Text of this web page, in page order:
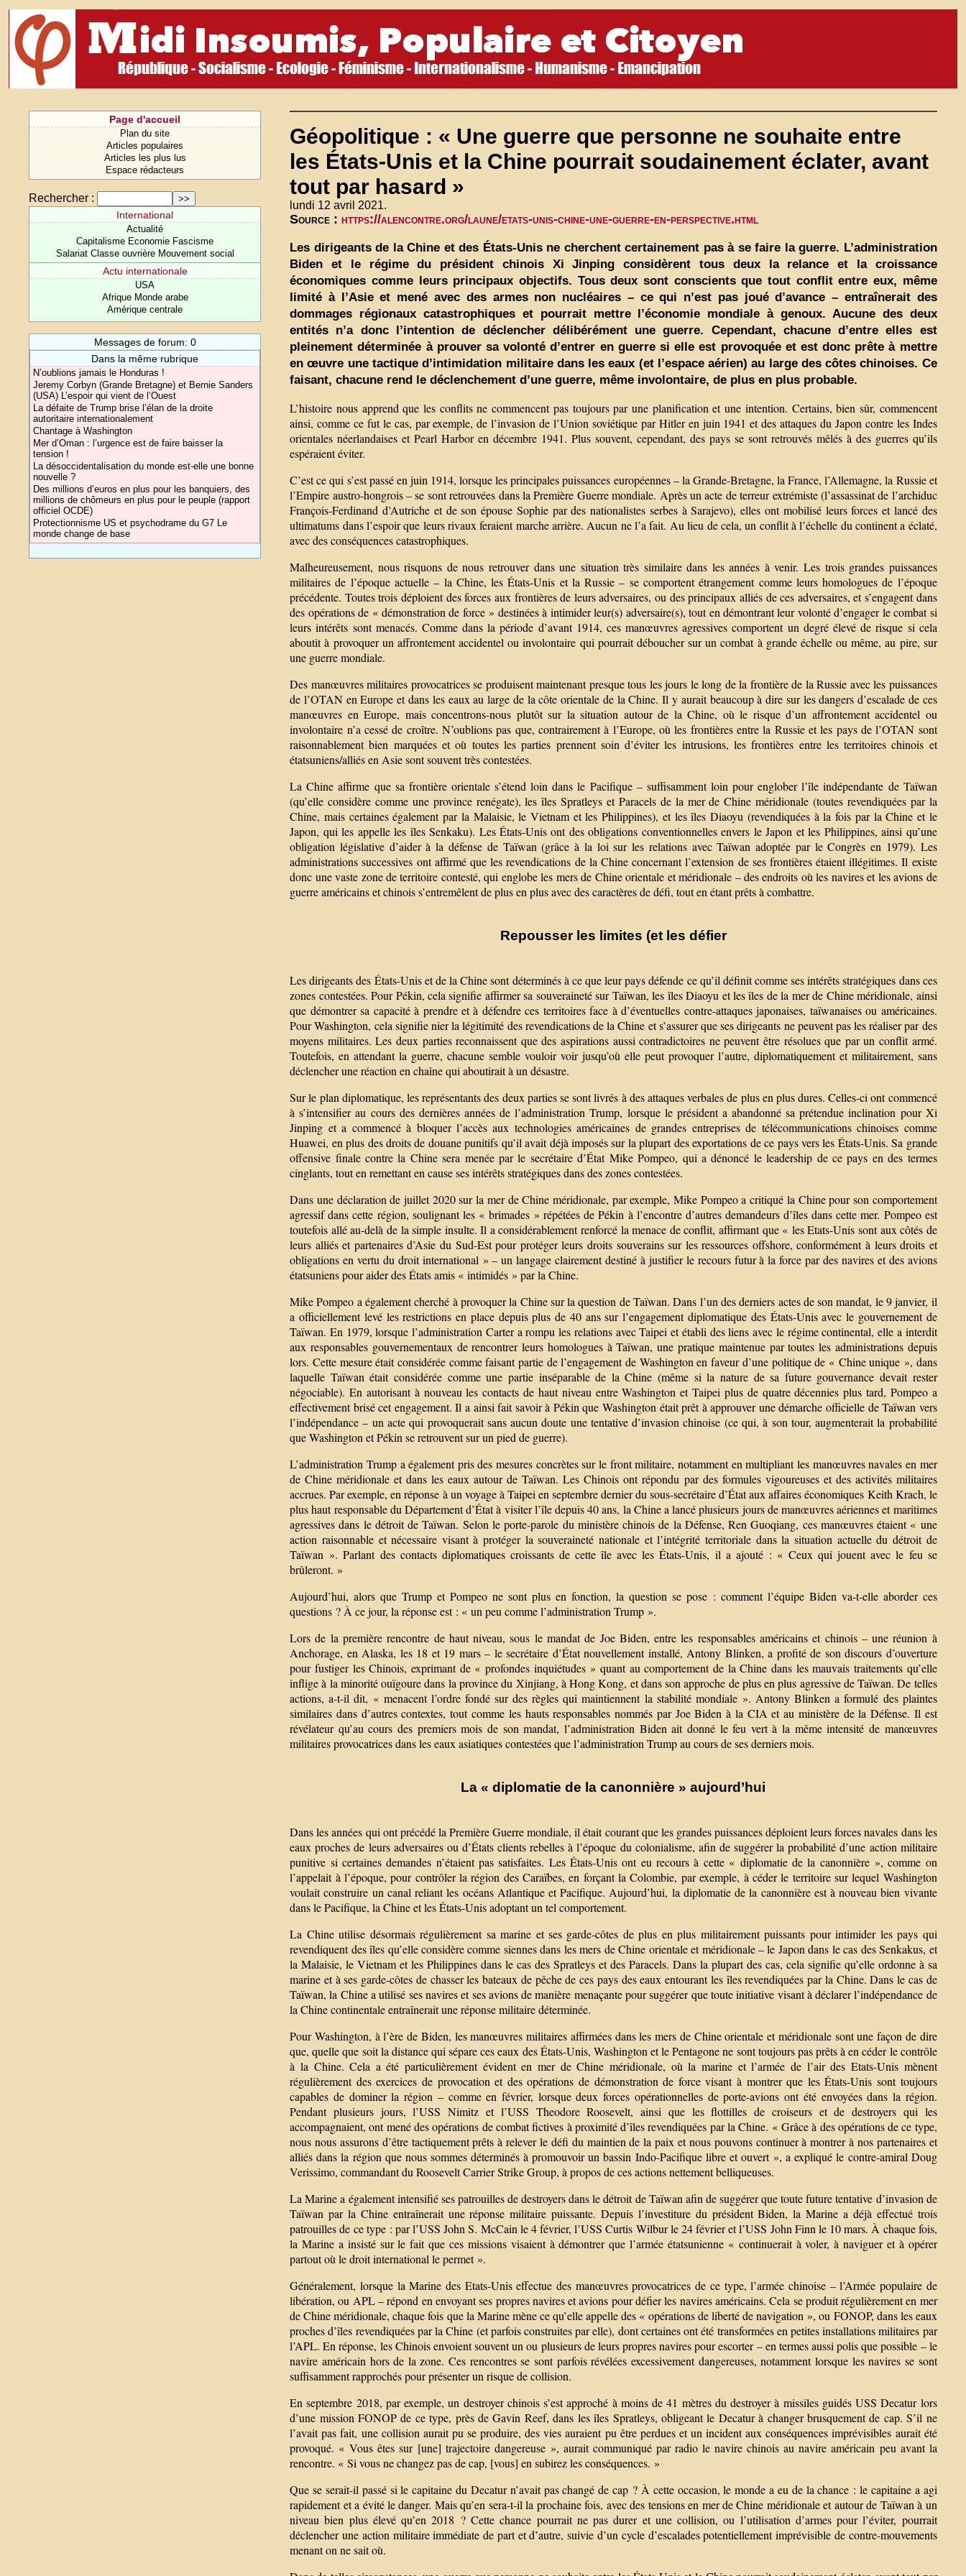
Page d'accueil
Plan du site
Articles populaires
Articles les plus lus
Espace rédacteurs
Rechercher :
International
Actualité
Capitalisme Economie Fascisme
Salariat Classe ouvrière Mouvement social
Actu internationale
USA
Afrique Monde arabe
Amérique centrale
Messages de forum: 0
Dans la même rubrique
N’oublions jamais le Honduras !
Jeremy Corbyn (Grande Bretagne) et Bernie Sanders
(USA) L’espoir qui vient de l’Ouest
La défaite de Trump brise l’élan de la droite
autoritaire internationalement
Chantage à Washington
Mer d’Oman : l’urgence est de faire baisser la
tension !
La désoccidentalisation du monde est-elle une bonne
nouvelle ?
Des millions d’euros en plus pour les banquiers, des
millions de chômeurs en plus pour le peuple (rapport
officiel OCDE)
Protectionnisme US et psychodrame du G7 Le
monde change de base
Géopolitique : « Une guerre que personne ne souhaite entre
les États-Unis et la Chine pourrait soudainement éclater, avant
tout par hasard »
lundi 12 avril 2021.
Source :https://alencontre.org/laune/etats-unis-chine-une-guerre-en-perspective.html
Les dirigeants de la Chine et des États-Unis ne cherchent certainement pas à se faire la guerre. L’administration
Biden et le régime du président chinois Xi Jinping considèrent tous deux la relance et la croissance
économiques comme leurs principaux objectifs. Tous deux sont conscients que tout conflit entre eux, même
limité à l’Asie et mené avec des armes non nucléaires – ce qui n’est pas joué d’avance – entraînerait des
dommages régionaux catastrophiques et pourrait mettre l’économie mondiale à genoux. Aucune des deux
entités n’a donc l’intention de déclencher délibérément une guerre. Cependant, chacune d’entre elles est
pleinement déterminée à prouver sa volonté d’entrer en guerre si elle est provoquée et est donc prête à mettre
en œuvre une tactique d’intimidation militaire dans les eaux (et l’espace aérien) au large des côtes chinoises. Ce
faisant, chacune rend le déclenchement d’une guerre, même involontaire, de plus en plus probable.
L’histoire nous apprend que les conflits ne commencent pas toujours par une planification et une intention. Certains, bien sûr, commencent
ainsi, comme ce fut le cas, par exemple, de l’invasion de l’Union soviétique par Hitler en juin 1941 et des attaques du Japon contre les Indes
orientales néerlandaises et Pearl Harbor en décembre 1941. Plus souvent, cependant, des pays se sont retrouvés mêlés à des guerres qu’ils
espéraient éviter.
C’est ce qui s’est passé en juin 1914, lorsque les principales puissances européennes – la Grande-Bretagne, la France, l’Allemagne, la Russie et
l’Empire austro-hongrois – se sont retrouvées dans la Première Guerre mondiale. Après un acte de terreur extrémiste (l’assassinat de l’archiduc
François-Ferdinand d’Autriche et de son épouse Sophie par des nationalistes serbes à Sarajevo), elles ont mobilisé leurs forces et lancé des
ultimatums dans l’espoir que leurs rivaux feraient marche arrière. Aucun ne l’a fait. Au lieu de cela, un conflit à l’échelle du continent a éclaté,
avec des conséquences catastrophiques.
Malheureusement, nous risquons de nous retrouver dans une situation très similaire dans les années à venir. Les trois grandes puissances
militaires de l’époque actuelle – la Chine, les États-Unis et la Russie – se comportent étrangement comme leurs homologues de l’époque
précédente. Toutes trois déploient des forces aux frontières de leurs adversaires, ou des principaux alliés de ces adversaires, et s’engagent dans
des opérations de « démonstration de force » destinées à intimider leur(s) adversaire(s), tout en démontrant leur volonté d’engager le combat si
leurs intérêts sont menacés. Comme dans la période d’avant 1914, ces manœuvres agressives comportent un degré élevé de risque si cela
aboutit à provoquer un affrontement accidentel ou involontaire qui pourrait déboucher sur un combat à grande échelle ou même, au pire, sur
une guerre mondiale.
Des manœuvres militaires provocatrices se produisent maintenant presque tous les jours le long de la frontière de la Russie avec les puissances
de l’OTAN en Europe et dans les eaux au large de la côte orientale de la Chine. Il y aurait beaucoup à dire sur les dangers d’escalade de ces
manœuvres en Europe, mais concentrons-nous plutôt sur la situation autour de la Chine, où le risque d’un affrontement accidentel ou
involontaire n’a cessé de croître. N’oublions pas que, contrairement à l’Europe, où les frontières entre la Russie et les pays de l’OTAN sont
raisonnablement bien marquées et où toutes les parties prennent soin d’éviter les intrusions, les frontières entre les territoires chinois et
étatsuniens/alliés en Asie sont souvent très contestées.
La Chine affirme que sa frontière orientale s’étend loin dans le Pacifique – suffisamment loin pour englober l’île indépendante de Taïwan
(qu’elle considère comme une province renégate), les îles Spratleys et Paracels de la mer de Chine méridionale (toutes revendiquées par la
Chine, mais certaines également par la Malaisie, le Vietnam et les Philippines), et les îles Diaoyu (revendiquées à la fois par la Chine et le
Japon, qui les appelle les îles Senkaku). Les États-Unis ont des obligations conventionnelles envers le Japon et les Philippines, ainsi qu’une
obligation législative d’aider à la défense de Taïwan (grâce à la loi sur les relations avec Taïwan adoptée par le Congrès en 1979). Les
administrations successives ont affirmé que les revendications de la Chine concernant l’extension de ses frontières étaient illégitimes. Il existe
donc une vaste zone de territoire contesté, qui englobe les mers de Chine orientale et méridionale – des endroits où les navires et les avions de
guerre américains et chinois s’entremêlent de plus en plus avec des caractères de défi, tout en étant prêts à combattre.
Repousser les limites (et les défier
Les dirigeants des États-Unis et de la Chine sont déterminés à ce que leur pays défende ce qu’il définit comme ses intérêts stratégiques dans ces
zones contestées. Pour Pékin, cela signifie affirmer sa souveraineté sur Taïwan, les îles Diaoyu et les îles de la mer de Chine méridionale, ainsi
que démontrer sa capacité à prendre et à défendre ces territoires face à d’éventuelles contre-attaques japonaises, taïwanaises ou américaines.
Pour Washington, cela signifie nier la légitimité des revendications de la Chine et s’assurer que ses dirigeants ne peuvent pas les réaliser par des
moyens militaires. Les deux parties reconnaissent que des aspirations aussi contradictoires ne peuvent être résolues que par un conflit armé.
Toutefois, en attendant la guerre, chacune semble vouloir voir jusqu’où elle peut provoquer l’autre, diplomatiquement et militairement, sans
déclencher une réaction en chaîne qui aboutirait à un désastre.
Sur le plan diplomatique, les représentants des deux parties se sont livrés à des attaques verbales de plus en plus dures. Celles-ci ont commencé
à s’intensifier au cours des dernières années de l’administration Trump, lorsque le président a abandonné sa prétendue inclination pour Xi
Jinping et a commencé à bloquer l’accès aux technologies américaines de grandes entreprises de télécommunications chinoises comme
Huawei, en plus des droits de douane punitifs qu’il avait déjà imposés sur la plupart des exportations de ce pays vers les États-Unis. Sa grande
offensive finale contre la Chine sera menée par le secrétaire d’État Mike Pompeo, qui a dénoncé le leadership de ce pays en des termes
cinglants, tout en remettant en cause ses intérêts stratégiques dans des zones contestées.
Dans une déclaration de juillet 2020 sur la mer de Chine méridionale, par exemple, Mike Pompeo a critiqué la Chine pour son comportement
agressif dans cette région, soulignant les « brimades » répétées de Pékin à l’encontre d’autres demandeurs d’îles dans cette mer. Pompeo est
toutefois allé au-delà de la simple insulte. Il a considérablement renforcé la menace de conflit, affirmant que « les Etats-Unis sont aux côtés de
leurs alliés et partenaires d’Asie du Sud-Est pour protéger leurs droits souverains sur les ressources offshore, conformément à leurs droits et
obligations en vertu du droit international » – un langage clairement destiné à justifier le recours futur à la force par des navires et des avions
étatsuniens pour aider des États amis « intimidés » par la Chine.
Mike Pompeo a également cherché à provoquer la Chine sur la question de Taïwan. Dans l’un des derniers actes de son mandat, le 9 janvier, il
a officiellement levé les restrictions en place depuis plus de 40 ans sur l’engagement diplomatique des États-Unis avec le gouvernement de
Taïwan. En 1979, lorsque l’administration Carter a rompu les relations avec Taipei et établi des liens avec le régime continental, elle a interdit
aux responsables gouvernementaux de rencontrer leurs homologues à Taïwan, une pratique maintenue par toutes les administrations depuis
lors. Cette mesure était considérée comme faisant partie de l’engagement de Washington en faveur d’une politique de « Chine unique », dans
laquelle Taïwan était considérée comme une partie inséparable de la Chine (même si la nature de sa future gouvernance devait rester
négociable). En autorisant à nouveau les contacts de haut niveau entre Washington et Taipei plus de quatre décennies plus tard, Pompeo a
effectivement brisé cet engagement. Il a ainsi fait savoir à Pékin que Washington était prêt à approuver une démarche officielle de Taïwan vers
l’indépendance – un acte qui provoquerait sans aucun doute une tentative d’invasion chinoise (ce qui, à son tour, augmenterait la probabilité
que Washington et Pékin se retrouvent sur un pied de guerre).
L’administration Trump a également pris des mesures concrètes sur le front militaire, notamment en multipliant les manœuvres navales en mer
de Chine méridionale et dans les eaux autour de Taïwan. Les Chinois ont répondu par des formules vigoureuses et des activités militaires
accrues. Par exemple, en réponse à un voyage à Taipei en septembre dernier du sous-secrétaire d’État aux affaires économiques Keith Krach, le
plus haut responsable du Département d’État à visiter l’île depuis 40 ans, la Chine a lancé plusieurs jours de manœuvres aériennes et maritimes
agressives dans le détroit de Taïwan. Selon le porte-parole du ministère chinois de la Défense, Ren Guoqiang, ces manœuvres étaient « une
action raisonnable et nécessaire visant à protéger la souveraineté nationale et l’intégrité territoriale dans la situation actuelle du détroit de
Taïwan ». Parlant des contacts diplomatiques croissants de cette île avec les États-Unis, il a ajouté : « Ceux qui jouent avec le feu se
brûleront. »
Aujourd’hui, alors que Trump et Pompeo ne sont plus en fonction, la question se pose : comment l’équipe Biden va-t-elle aborder ces
questions ? À ce jour, la réponse est : « un peu comme l’administration Trump ».
Lors de la première rencontre de haut niveau, sous le mandat de Joe Biden, entre les responsables américains et chinois – une réunion à
Anchorage, en Alaska, les 18 et 19 mars – le secrétaire d’État nouvellement installé, Antony Blinken, a profité de son discours d’ouverture
pour fustiger les Chinois, exprimant de « profondes inquiétudes » quant au comportement de la Chine dans les mauvais traitements qu’elle
inflige à la minorité ouïgoure dans la province du Xinjiang, à Hong Kong, et dans son approche de plus en plus agressive de Taïwan. De telles
actions, a-t-il dit, « menacent l’ordre fondé sur des règles qui maintiennent la stabilité mondiale ». Antony Blinken a formulé des plaintes
similaires dans d’autres contextes, tout comme les hauts responsables nommés par Joe Biden à la CIA et au ministère de la Défense. Il est
révélateur qu’au cours des premiers mois de son mandat, l’administration Biden ait donné le feu vert à la même intensité de manœuvres
militaires provocatrices dans les eaux asiatiques contestées que l’administration Trump au cours de ses derniers mois.
La « diplomatie de la canonnière » aujourd’hui
Dans les années qui ont précédé la Première Guerre mondiale, il était courant que les grandes puissances déploient leurs forces navales dans les
eaux proches de leurs adversaires ou d’États clients rebelles à l’époque du colonialisme, afin de suggérer la probabilité d’une action militaire
punitive si certaines demandes n’étaient pas satisfaites. Les États-Unis ont eu recours à cette « diplomatie de la canonnière », comme on
l’appelait à l’époque, pour contrôler la région des Caraïbes, en forçant la Colombie, par exemple, à céder le territoire sur lequel Washington
voulait construire un canal reliant les océans Atlantique et Pacifique. Aujourd’hui, la diplomatie de la canonnière est à nouveau bien vivante
dans le Pacifique, la Chine et les États-Unis adoptant un tel comportement.
La Chine utilise désormais régulièrement sa marine et ses garde-côtes de plus en plus militairement puissants pour intimider les pays qui
revendiquent des îles qu’elle considère comme siennes dans les mers de Chine orientale et méridionale – le Japon dans le cas des Senkakus, et
la Malaisie, le Vietnam et les Philippines dans le cas des Spratleys et des Paracels. Dans la plupart des cas, cela signifie qu’elle ordonne à sa
marine et à ses garde-côtes de chasser les bateaux de pêche de ces pays des eaux entourant les îles revendiquées par la Chine. Dans le cas de
Taïwan, la Chine a utilisé ses navires et ses avions de manière menaçante pour suggérer que toute initiative visant à déclarer l’indépendance de
la Chine continentale entraînerait une réponse militaire déterminée.
Pour Washington, à l’ère de Biden, les manœuvres militaires affirmées dans les mers de Chine orientale et méridionale sont une façon de dire
que, quelle que soit la distance qui sépare ces eaux des États-Unis, Washington et le Pentagone ne sont toujours pas prêts à en céder le contrôle
à la Chine. Cela a été particulièrement évident en mer de Chine méridionale, où la marine et l’armée de l’air des Etats-Unis mènent
régulièrement des exercices de provocation et des opérations de démonstration de force visant à montrer que les États-Unis sont toujours
capables de dominer la région – comme en février, lorsque deux forces opérationnelles de porte-avions ont été envoyées dans la région.
Pendant plusieurs jours, l’USS Nimitz et l’USS Theodore Roosevelt, ainsi que les flottilles de croiseurs et de destroyers qui les
accompagnaient, ont mené des opérations de combat fictives à proximité d’îles revendiquées par la Chine. « Grâce à des opérations de ce type,
nous nous assurons d’être tactiquement prêts à relever le défi du maintien de la paix et nous pouvons continuer à montrer à nos partenaires et
alliés dans la région que nous sommes déterminés à promouvoir un bassin Indo-Pacifique libre et ouvert », a expliqué le contre-amiral Doug
Verissimo, commandant du Roosevelt Carrier Strike Group, à propos de ces actions nettement belliqueuses.
La Marine a également intensifié ses patrouilles de destroyers dans le détroit de Taïwan afin de suggérer que toute future tentative d’invasion de
Taïwan par la Chine entraînerait une réponse militaire puissante. Depuis l’investiture du président Biden, la Marine a déjà effectué trois
patrouilles de ce type : par l’USS John S. McCain le 4 février, l’USS Curtis Wilbur le 24 février et l’USS John Finn le 10 mars. À chaque fois,
la Marine a insisté sur le fait que ces missions visaient à démontrer que l’armée étatsunienne « continuerait à voler, à naviguer et à opérer
partout où le droit international le permet ».
Généralement, lorsque la Marine des Etats-Unis effectue des manœuvres provocatrices de ce type, l’armée chinoise – l’Armée populaire de
libération, ou APL – répond en envoyant ses propres navires et avions pour défier les navires américains. Cela se produit régulièrement en mer
de Chine méridionale, chaque fois que la Marine mène ce qu’elle appelle des « opérations de liberté de navigation », ou FONOP, dans les eaux
proches d’îles revendiquées par la Chine (et parfois construites par elle), dont certaines ont été transformées en petites installations militaires par
l’APL. En réponse, les Chinois envoient souvent un ou plusieurs de leurs propres navires pour escorter – en termes aussi polis que possible – le
navire américain hors de la zone. Ces rencontres se sont parfois révélées excessivement dangereuses, notamment lorsque les navires se sont
suffisamment rapprochés pour présenter un risque de collision.
En septembre 2018, par exemple, un destroyer chinois s’est approché à moins de 41 mètres du destroyer à missiles guidés USS Decatur lors
d’une mission FONOP de ce type, près de Gavin Reef, dans les îles Spratleys, obligeant le Decatur à changer brusquement de cap. S’il ne
l’avait pas fait, une collision aurait pu se produire, des vies auraient pu être perdues et un incident aux conséquences imprévisibles aurait été
provoqué. « Vous êtes sur [une] trajectoire dangereuse », aurait communiqué par radio le navire chinois au navire américain peu avant la
rencontre. « Si vous ne changez pas de cap, [vous] en subirez les conséquences. »
Que se serait-il passé si le capitaine du Decatur n’avait pas changé de cap ? À cette occasion, le monde a eu de la chance : le capitaine a agi
rapidement et a évité le danger. Mais qu’en sera-t-il la prochaine fois, avec des tensions en mer de Chine méridionale et autour de Taïwan à un
niveau bien plus élevé qu’en 2018 ? Cette chance pourrait ne pas durer et une collision, ou l’utilisation d’armes pour l’éviter, pourrait
déclencher une action militaire immédiate de part et d’autre, suivie d’un cycle d’escalades potentiellement imprévisible de contre-mouvements
menant on ne sait où.